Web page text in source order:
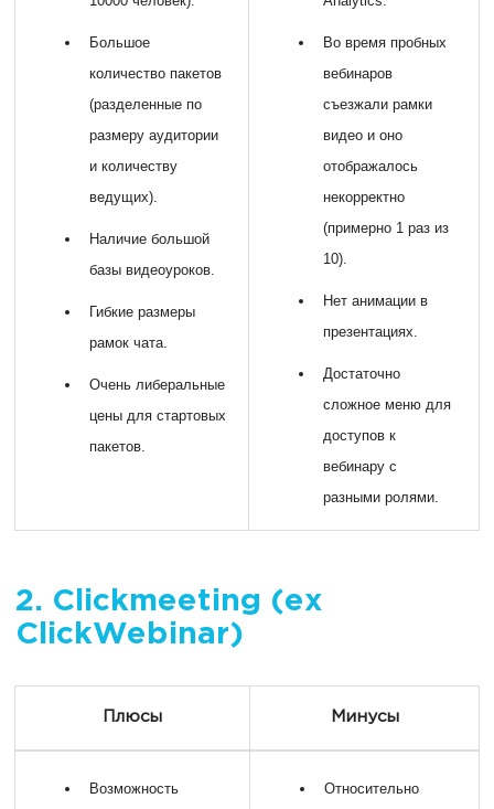
Большое
количество пакетов
(разделенные по
размеру аудитории
и количеству
ведущих).
Наличие большой
базы видеоуроков.
Гибкие размеры
рамок чата.
Очень либеральные
цены для стартовых
пакетов.
Во время пробных
вебинаров
съезжали рамки
видео и оно
отображалось
некорректно
(примерно 1 раз из
10).
Нет анимации в
презентациях.
Достаточно
сложное меню для
доступов к
вебинару с
разными ролями.
2. Clickmeeting (ex
ClickWebinar)
Плюсы Минусы
Возможность
Относительно